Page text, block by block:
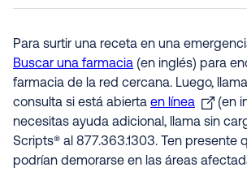
Para surtir una receta en una
Buscar una farmacia (en inglés) para
farmacia de la red cercana. Luego,
consulta si está abierta en línea
(en
necesitas ayuda adicional, llama sin
Scripts® al 877.363.1303. Ten presente
podrían demorarse en las áreas